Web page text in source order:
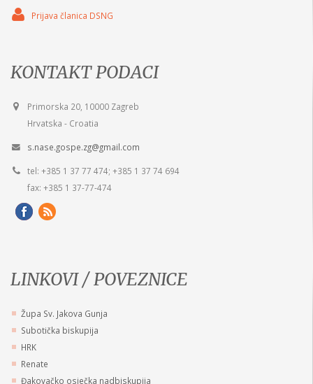
Prijava članica DSNG
KONTAKT PODACI
Primorska 20, 10000 Zagreb
Hrvatska - Croatia
s.nase.gospe.zg@gmail.com
tel: +385 1 37 77 474; +385 1 37 74 694
fax: +385 1 37-77-474
LINKOVI / POVEZNICE
Župa Sv. Jakova Gunja
Subotička biskupija
HRK
Renate
Đakovačko osječka nadbiskupija